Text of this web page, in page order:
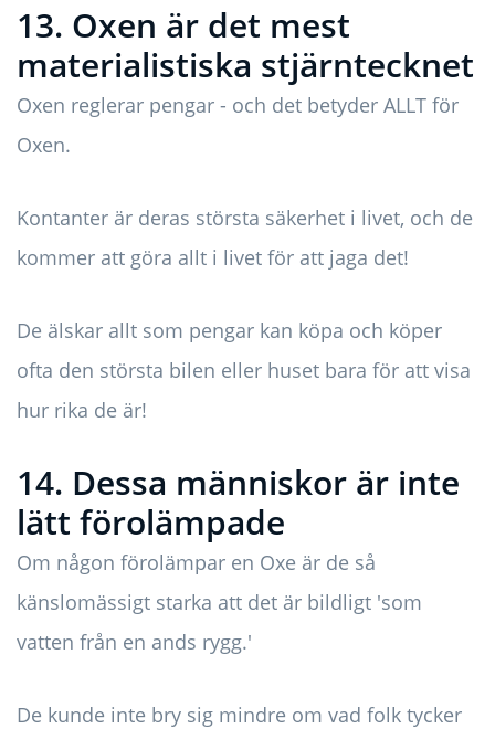
13. Oxen är det mest
materialistiska stjärntecknet
Oxen reglerar pengar - och det betyder ALLT för
Oxen.
Kontanter är deras största säkerhet i livet, och de
kommer att göra allt i livet för att jaga det!
De älskar allt som pengar kan köpa och köper
ofta den största bilen eller huset bara för att visa
hur rika de är!
14. Dessa människor är inte
lätt förolämpade
Om någon förolämpar en Oxe är de så
känslomässigt starka att det är bildligt 'som
vatten från en ands rygg.'
De kunde inte bry sig mindre om vad folk tycker